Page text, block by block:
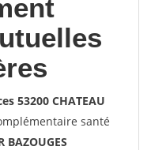
53200 CHATEAU
santé
BAZOUGES